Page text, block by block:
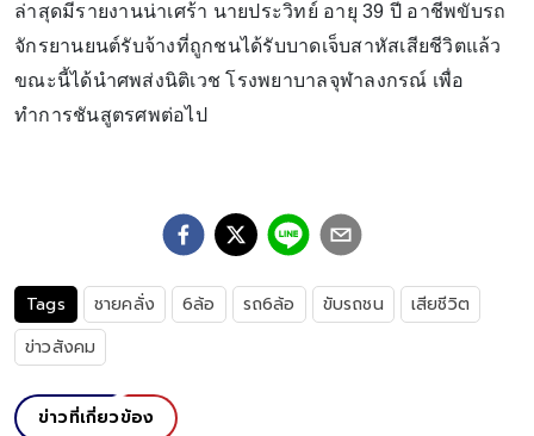
ล่าสุดมีรายงานน่าเศร้า นายประวิทย์ อายุ 39 ปี อาชีพขับรถ
จักรยานยนต์รับจ้างที่ถูกชนได้รับบาดเจ็บสาหัสเสียชีวิตแล้ว
ขณะนี้ได้นำศพส่งนิติเวช โรงพยาบาลจุฬาลงกรณ์ เพื่อ
ทำการชันสูตรศพต่อไป
Tags ชายคลั่ง 6ล้อ รถ6ล้อ ขับรถชน
เสียชีวิต
ข่าวสังคม
ข่าวที่เกี่ยวข้อง